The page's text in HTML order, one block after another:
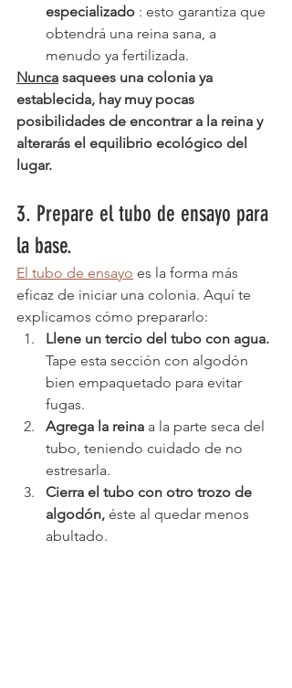
especializado : esto garantiza que
obtendrá una reina sana, a
menudo ya fertilizada.
Nunca saquees una colonia ya
establecida, hay muy pocas
posibilidades de encontrar a la reina y
alterarás el equilibrio ecológico del
lugar.
3. Prepare el tubo de ensayo para
la base.
El tubo de ensayo es la forma más
eficaz de iniciar una colonia. Aquí te
explicamos cómo prepararlo:
Llene un tercio del tubo con agua.
Tape esta sección con algodón
bien empaquetado para evitar
fugas.
Agrega la reina a la parte seca del
tubo, teniendo cuidado de no
estresarla.
Cierra el tubo con otro trozo de
algodón, éste al quedar menos
abultado.